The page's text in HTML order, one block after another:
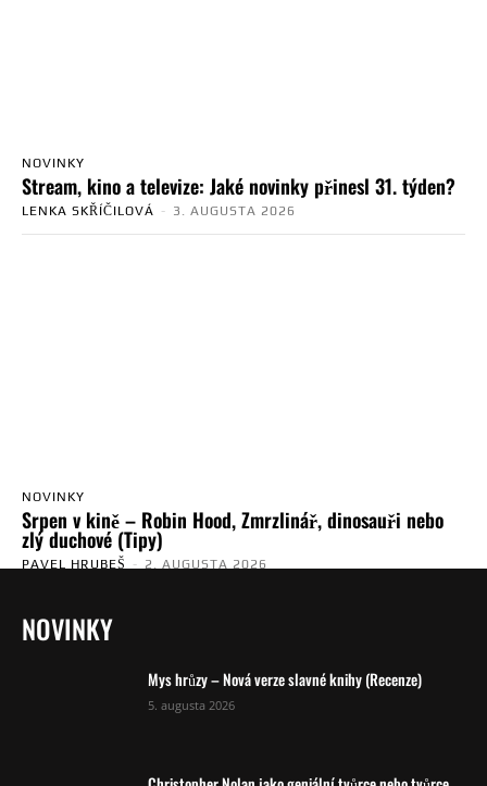
NOVINKY
Stream, kino a televize: Jaké novinky přinesl 31. týden?
LENKA SKŘÍČILOVÁ - 3. AUGUSTA 2026
NOVINKY
Srpen v kině – Robin Hood, Zmrzlinář, dinosauři nebo
zlý duchové (Tipy)
PAVEL HRUBEŠ - 2. AUGUSTA 2026
NOVINKY
Mys hrůzy – Nová verze slavné knihy (Recenze)
5. augusta 2026